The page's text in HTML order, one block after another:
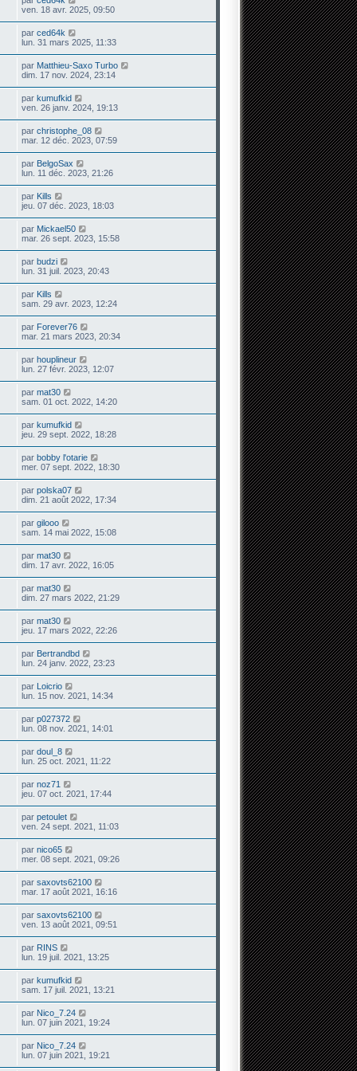
ven. 18 avr. 2025, 09:50
par ced64k
lun. 31 mars 2025, 11:33
par Matthieu-Saxo Turbo
dim. 17 nov. 2024, 23:14
par kumufkid
ven. 26 janv. 2024, 19:13
par christophe_08
mar. 12 déc. 2023, 07:59
par BelgoSax
lun. 11 déc. 2023, 21:26
par Kills
jeu. 07 déc. 2023, 18:03
par Mickael50
mar. 26 sept. 2023, 15:58
par budzi
lun. 31 juil. 2023, 20:43
par Kills
sam. 29 avr. 2023, 12:24
par Forever76
mar. 21 mars 2023, 20:34
par houplineur
lun. 27 févr. 2023, 12:07
par mat30
sam. 01 oct. 2022, 14:20
par kumufkid
jeu. 29 sept. 2022, 18:28
par bobby l'otarie
mer. 07 sept. 2022, 18:30
par polska07
dim. 21 août 2022, 17:34
par gilooo
sam. 14 mai 2022, 15:08
par mat30
dim. 17 avr. 2022, 16:05
par mat30
dim. 27 mars 2022, 21:29
par mat30
jeu. 17 mars 2022, 22:26
par Bertrandbd
lun. 24 janv. 2022, 23:23
par Loicrio
lun. 15 nov. 2021, 14:34
par p027372
lun. 08 nov. 2021, 14:01
par doul_8
lun. 25 oct. 2021, 11:22
par noz71
jeu. 07 oct. 2021, 17:44
par petoulet
ven. 24 sept. 2021, 11:03
par nico65
mer. 08 sept. 2021, 09:26
par saxovts62100
mar. 17 août 2021, 16:16
par saxovts62100
ven. 13 août 2021, 09:51
par RINS
lun. 19 juil. 2021, 13:25
par kumufkid
sam. 17 juil. 2021, 13:21
par Nico_7.24
lun. 07 juin 2021, 19:24
par Nico_7.24
lun. 07 juin 2021, 19:21